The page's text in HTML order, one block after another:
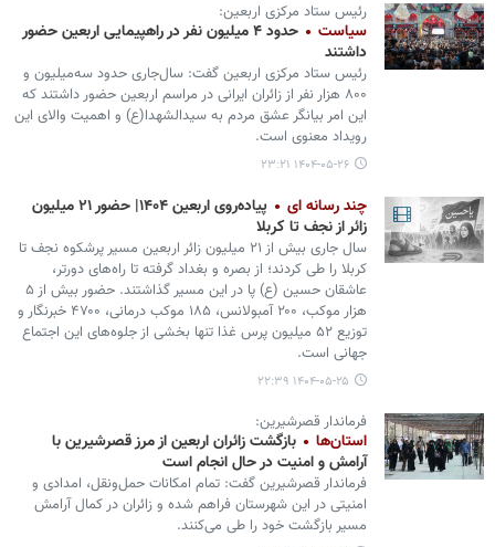
رئیس ستاد مرکزی اربعین:
سیاست
حدود ۴ میلیون نفر در راهپیمایی اربعین حضور
داشتند
رئیس ستاد مرکزی اربعین گفت: سال‌جاری حدود سه‌میلیون و
۸۰۰ هزار نفر از زائران ایرانی در مراسم اربعین حضور داشتند که
این امر بیانگر عشق مردم به سیدالشهدا(ع) و اهمیت والای این
رویداد معنوی است.
۱۴۰۴-۰۵-۲۶ ۲۳:۲۱
چند رسانه ای
پیاده‌روی اربعین ۱۴۰۴| حضور ۲۱ میلیون
زائر از نجف تا کربلا
سال جاری بیش از ۲۱ میلیون زائر اربعین مسیر پرشکوه نجف تا
کربلا را طی کردند؛ از بصره و بغداد گرفته تا راه‌های دورتر،
عاشقان حسین (ع) پا در این مسیر گذاشتند. حضور بیش از ۵
هزار موکب، ۲۰۰ آمبولانس، ۱۸۵ موکب درمانی، ۴۷۰۰ خبرنگار و
توزیع ۵۲ میلیون پرس غذا تنها بخشی از جلوه‌های این اجتماع
جهانی است.
۱۴۰۴-۰۵-۲۵ ۲۲:۳۹
فرماندار قصرشیرین:
استان‌ها
بازگشت زائران اربعین از مرز قصرشیرین با
آرامش و امنیت در حال انجام است
فرماندار قصرشیرین گفت: تمام امکانات حمل‌ونقل، امدادی و
امنیتی در این شهرستان فراهم شده و زائران در کمال آرامش
مسیر بازگشت خود را طی می‌کنند.